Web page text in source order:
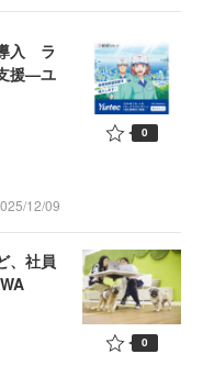
入 ラ
援—ユ
12/09
0
、社員
0